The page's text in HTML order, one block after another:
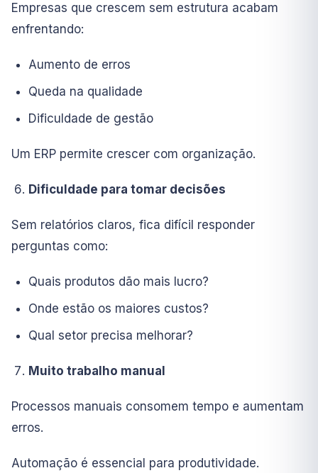
Empresas que crescem sem estrutura acabam
enfrentando:
Aumento de erros
Queda na qualidade
Dificuldade de gestão
Um ERP permite crescer com organização.
Dificuldade para tomar decisões
Sem relatórios claros, fica difícil responder
perguntas como:
Quais produtos dão mais lucro?
Onde estão os maiores custos?
Qual setor precisa melhorar?
Muito trabalho manual
Processos manuais consomem tempo e aumentam
erros.
Automação é essencial para produtividade.